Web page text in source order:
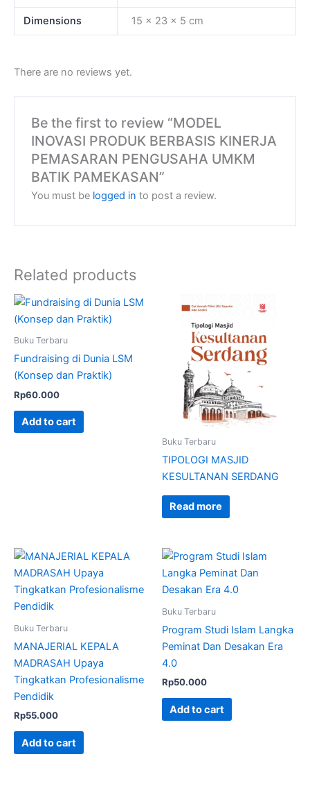
Dimensions 15 × 23 × 5 cm
There are no reviews yet.
Be the first to review “MODEL
INOVASI PRODUK BERBASIS KINERJA
PEMASARAN PENGUSAHA UMKM
BATIK PAMEKASAN”
You must be logged in to post a review.
Related products
Buku Terbaru
Fundraising di Dunia LSM
(Konsep dan Praktik)
Rp60.000
Add to cart
Buku Terbaru
TIPOLOGI MASJID
KESULTANAN SERDANG
Read more
Buku Terbaru
MANAJERIAL KEPALA
MADRASAH Upaya
Tingkatkan Profesionalisme
Pendidik
Rp55.000
Add to cart
Buku Terbaru
Program Studi Islam Langka
Peminat Dan Desakan Era
4.0
Rp50.000
Add to cart